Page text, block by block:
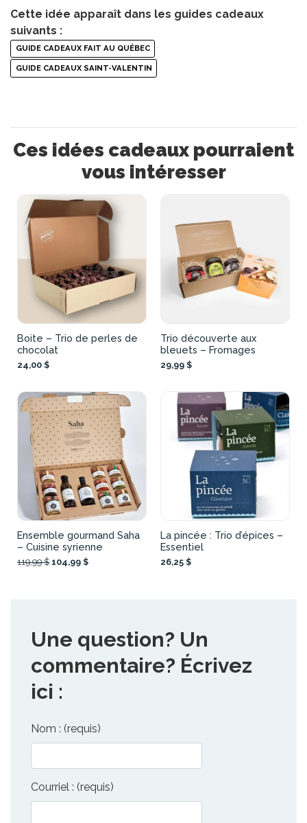
Cette idée apparaît dans les guides cadeaux
suivants :
GUIDE CADEAUX FAIT AU QUÉBEC
GUIDE CADEAUX SAINT-VALENTIN
Ces idées cadeaux pourraient
vous intéresser
Boite – Trio de perles de
chocolat
24,00 $
Trio découverte aux
bleuets – Fromages
29,99 $
Ensemble gourmand Saha
– Cuisine syrienne
119,99 $ 104,99 $
La pincée : Trio d’épices –
Essentiel
26,25 $
Une question? Un
commentaire? Écrivez
ici :
Nom : (requis)
Courriel : (requis)